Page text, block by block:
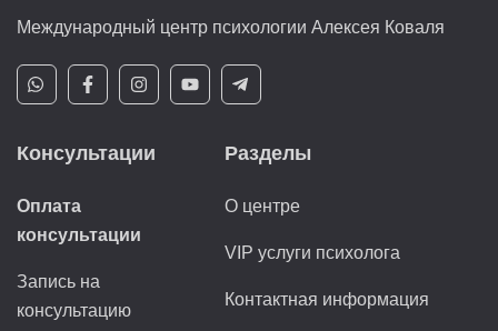
Международный центр психологии Алексея Коваля
Консультации
Оплата
консультации
Запись на
консультацию
Разделы
О центре
VIP услуги психолога
Контактная информация